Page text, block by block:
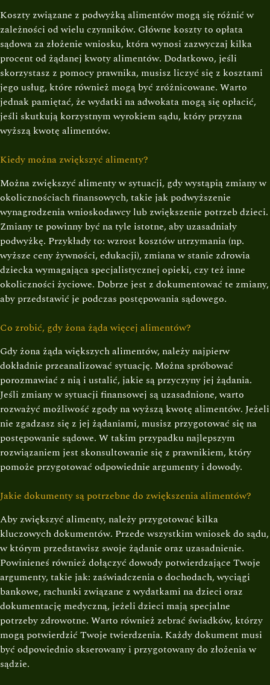
Koszty związane z podwyżką alimentów mogą się różnić w
zależności od wielu czynników. Główne koszty to opłata
sądowa za złożenie wniosku, która wynosi zazwyczaj kilka
procent od żądanej kwoty alimentów. Dodatkowo, jeśli
skorzystasz z pomocy prawnika, musisz liczyć się z kosztami
jego usług, które również mogą być zróżnicowane. Warto
jednak pamiętać, że wydatki na adwokata mogą się opłacić,
jeśli skutkują korzystnym wyrokiem sądu, który przyzna
wyższą kwotę alimentów.
Kiedy można zwiększyć alimenty?
Można zwiększyć alimenty w sytuacji, gdy wystąpią zmiany w
okolicznościach finansowych, takie jak podwyższenie
wynagrodzenia wnioskodawcy lub zwiększenie potrzeb dzieci.
Zmiany te powinny być na tyle istotne, aby uzasadniały
podwyżkę. Przykłady to: wzrost kosztów utrzymania (np.
wyższe ceny żywności, edukacji), zmiana w stanie zdrowia
dziecka wymagająca specjalistycznej opieki, czy też inne
okoliczności życiowe. Dobrze jest z dokumentować te zmiany,
aby przedstawić je podczas postępowania sądowego.
Co zrobić, gdy żona żąda więcej alimentów?
Gdy żona żąda większych alimentów, należy najpierw
dokładnie przeanalizować sytuację. Można spróbować
porozmawiać z nią i ustalić, jakie są przyczyny jej żądania.
Jeśli zmiany w sytuacji finansowej są uzasadnione, warto
rozważyć możliwość zgody na wyższą kwotę alimentów. Jeżeli
nie zgadzasz się z jej żądaniami, musisz przygotować się na
postępowanie sądowe. W takim przypadku najlepszym
rozwiązaniem jest skonsultowanie się z prawnikiem, który
pomoże przygotować odpowiednie argumenty i dowody.
Jakie dokumenty są potrzebne do zwiększenia alimentów?
Aby zwiększyć alimenty, należy przygotować kilka
kluczowych dokumentów. Przede wszystkim wniosek do sądu,
w którym przedstawisz swoje żądanie oraz uzasadnienie.
Powinieneś również dołączyć dowody potwierdzające Twoje
argumenty, takie jak: zaświadczenia o dochodach, wyciągi
bankowe, rachunki związane z wydatkami na dzieci oraz
dokumentację medyczną, jeżeli dzieci mają specjalne
potrzeby zdrowotne. Warto również zebrać świadków, którzy
mogą potwierdzić Twoje twierdzenia. Każdy dokument musi
być odpowiednio skserowany i przygotowany do złożenia w
sądzie.